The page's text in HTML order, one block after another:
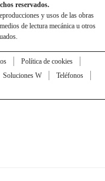
reservados.
y usos de las obras
de lectura mecánica u otros
Política de cookies
Soluciones W
Teléfonos